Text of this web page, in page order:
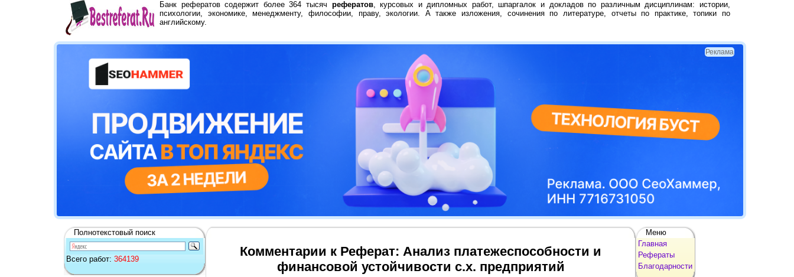
Банк рефератов содержит более 364 тысяч рефератов, курсовых и дипломных работ, шпаргалок и докладов по различным дисциплинам: истории,
психологии, экономике, менеджменту, философии, праву, экологии. А также изложения, сочинения по литературе, отчеты по практике, топики по
английскому.
Реклама
Полнотекстовый поиск
Всего работ: 364139
Комментарии к Реферат: Анализ платежеспособности и
финансовой устойчивости с.х. предприятий
Меню
Главная
Рефераты
Благодарности